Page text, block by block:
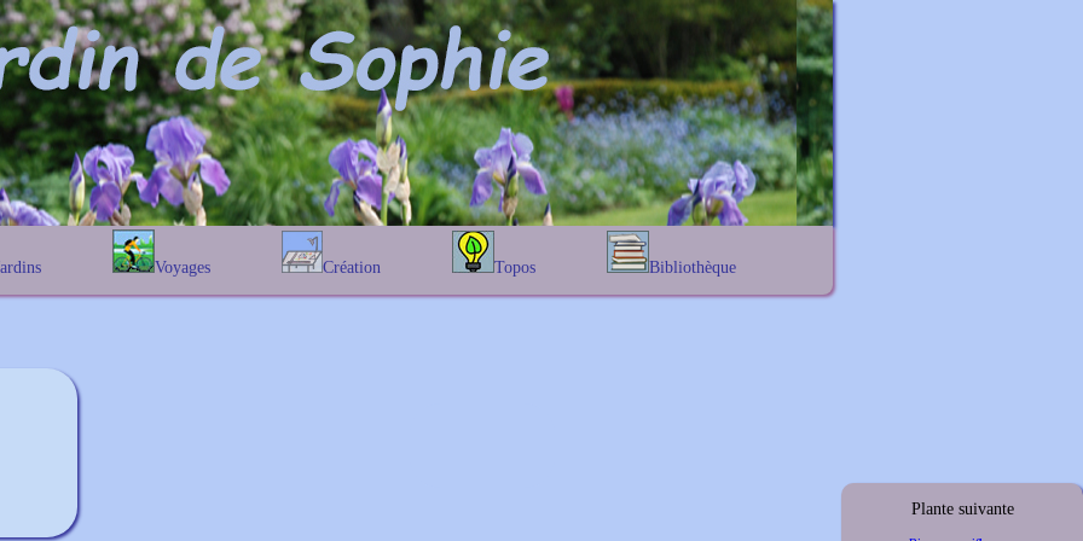
Voyages
En Belgique
Création
Prairies fleuries
Topos
Les chênes
Bibliothèque
Lexique noms propres
Plante suivante